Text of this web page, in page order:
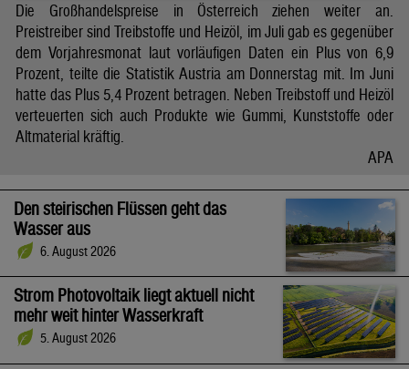
Die Großhandelspreise in Österreich ziehen weiter an.
Preistreiber sind Treibstoffe und Heizöl, im Juli gab es gegenüber
dem Vorjahresmonat laut vorläufigen Daten ein Plus von 6,9
Prozent, teilte die Statistik Austria am Donnerstag mit. Im Juni
hatte das Plus 5,4 Prozent betragen. Neben Treibstoff und Heizöl
verteuerten sich auch Produkte wie Gummi, Kunststoffe oder
Altmaterial kräftig.
APA
Den steirischen Flüssen geht das
Wasser aus
6. August 2026
Strom Photovoltaik liegt aktuell nicht
mehr weit hinter Wasserkraft
5. August 2026